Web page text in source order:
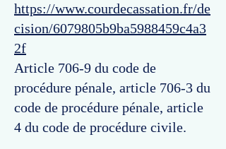
https://www.courdecassation.fr/de
cision/6079805b9ba5988459c4a3
2f
Article 706-9 du code de
procédure pénale, article 706-3 du
code de procédure pénale, article
4 du code de procédure civile.